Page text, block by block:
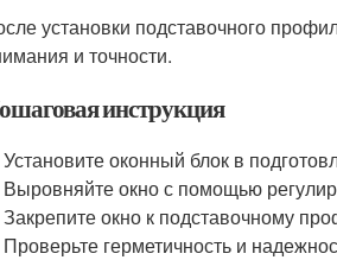
установки подставочного
и точности.
инструкция
Установите оконный блок в
Выровняйте окно с помощью
Закрепите окно к подставочному
Проверьте герметичность и